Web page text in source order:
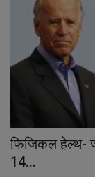
कैंसर:हर साल